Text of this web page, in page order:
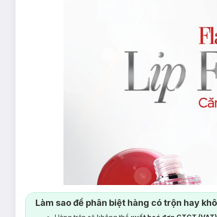
Làm sao để phân biệt hàng có trộn hay